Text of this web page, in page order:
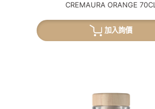
CREMAURA ORANGE 70CL
加入詢價